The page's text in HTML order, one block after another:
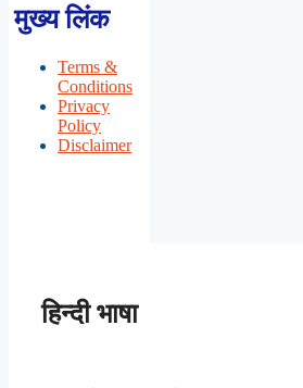
मुख्य लिंक
Terms &
Conditions
Privacy
Policy
Disclaimer
हिन्दी भाषा